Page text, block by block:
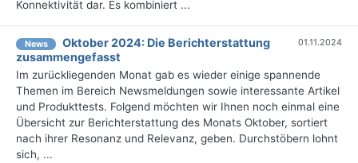
Konnektivität dar. Es kombiniert ...
News
Oktober 2024: Die Bericht­erstattung
zusammengefasst
01.11.2024
Im zurückliegenden Monat gab es wieder einige spannende
Themen im Bereich Newsmeldungen sowie interessante Artikel
und Produkttests. Folgend möchten wir Ihnen noch einmal eine
Übersicht zur Berichterstattung des Monats Oktober, sortiert
nach ihrer Resonanz und Relevanz, geben. Durchstöbern lohnt
sich, ...